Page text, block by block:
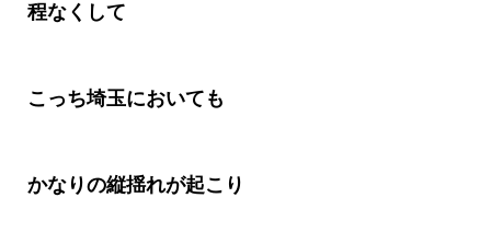
程なくして
こっち埼玉においても
かなりの縦揺れが起こり